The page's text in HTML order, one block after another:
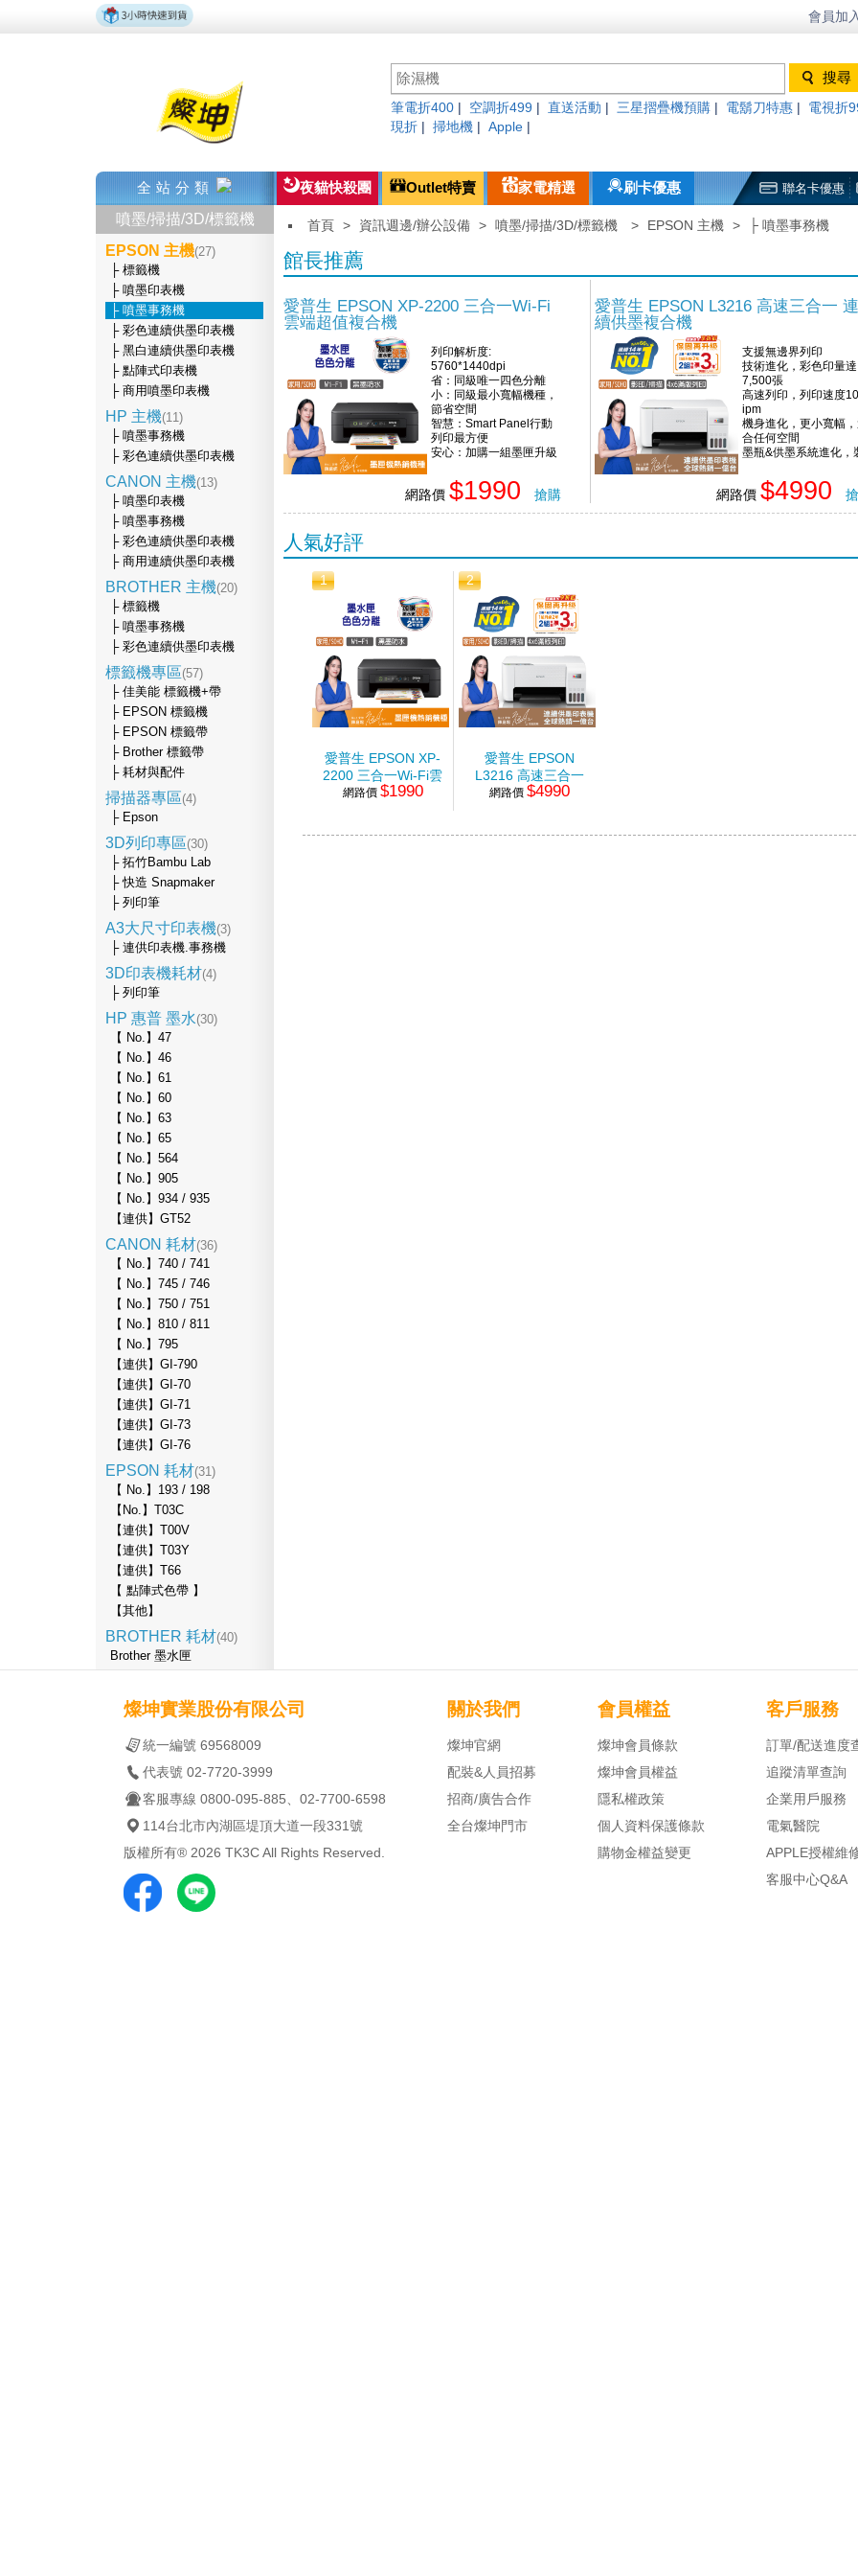
會員加
筆電折400 空調折499 直送活動 三星摺疊機預購 電鬍刀特惠
電視折
現折
掃地機 Apple
全站分類 夜貓快殺團 Outlet特賣 家電精選 刷卡優惠 聯名卡優惠
噴墨/掃描/3D/標籤機
EPSON 主機(27)
├ 標籤機
├ 噴墨印表機
├ 噴墨事務機
├ 彩色連續供墨印表機
├ 黑白連續供墨印表機
├ 點陣式印表機
├ 商用噴墨印表機
HP 主機(11)
├ 噴墨事務機
├ 彩色連續供墨印表機
CANON 主機(13)
├ 噴墨印表機
├ 噴墨事務機
├ 彩色連續供墨印表機
├ 商用連續供墨印表機
BROTHER 主機(20)
├ 標籤機
├ 噴墨事務機
├ 彩色連續供墨印表機
標籤機專區(57)
├ 佳美能 標籤機+帶
├ EPSON 標籤機
├ EPSON 標籤帶
├ Brother 標籤帶
├ 耗材與配件
掃描器專區(4)
├ Epson
3D列印專區(30)
├ 拓竹Bambu Lab
├ 快造 Snapmaker
├ 列印筆
A3大尺寸印表機(3)
├ 連供印表機.事務機
3D印表機耗材(4)
├ 列印筆
HP 惠普 墨水(30)
【 No.】47
【 No.】46
【 No.】61
【 No.】60
【 No.】63
【 No.】65
【 No.】564
【 No.】905
【 No.】934 / 935
【連供】GT52
CANON 耗材(36)
【 No.】740 / 741
【 No.】745 / 746
【 No.】750 / 751
【 No.】810 / 811
【 No.】795
【連供】GI-790
【連供】GI-70
【連供】GI-71
【連供】GI-73
【連供】GI-76
EPSON 耗材(31)
【 No.】193 / 198
【No.】T03C
【連供】T00V
【連供】T03Y
【連供】T66
【 點陣式色帶 】
【其他】
BROTHER 耗材(40)
Brother 墨水匣
首頁 > 資訊週邊/辦公設備 > 噴墨/掃描/3D/標籤機 > EPSON 主機 > ├ 噴墨事務機
館長推薦
愛普生 EPSON XP-2200 三合一Wi-Fi
雲端超值複合機
列印解析度:
5760*1440dpi
省：同級唯一四色分離
小：同級最小寬幅機種，
節省空間
智慧：Smart Panel行動
列印最方便
安心：加購一組墨匣升級
網路價 $1990 搶購
愛普生 EPSON L3216 高速三合一 連
續供墨複合機
支援無邊界列印
技術進化，彩色印量達
7,500張
高速列印，列印速度
ipm
機身進化，更小寬幅
合任何空間
墨瓶&供墨系統進化，
網路價 $4990
人氣好評
1
愛普生 EPSON XP-
2200 三合一Wi-Fi雲
端超值複合機
網路價 $1990
2
愛普生 EPSON
L3216 高速三合一
連續供墨複合機
網路價 $4990